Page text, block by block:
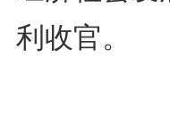
利收官。